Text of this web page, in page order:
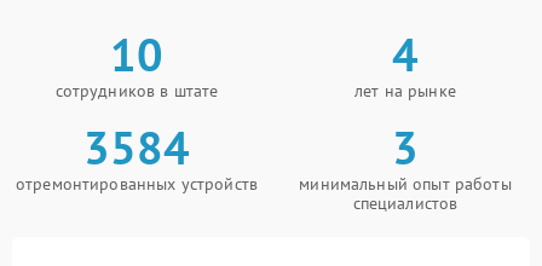
10
сотрудников в штате
4
лет на рынке
3584
отремонтированных устройств
3
минимальный опыт работы
специалистов